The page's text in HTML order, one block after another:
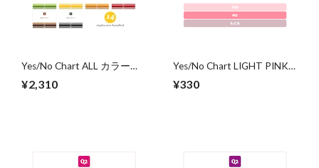
Yes/No Chart ALL カラーバ
¥2,310
Yes/No Chart LIGHT PINK
¥330